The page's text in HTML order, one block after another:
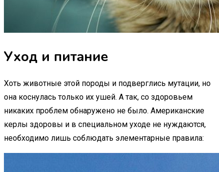
Уход и питание
Хоть животные этой породы и подверглись мутации, но
она коснулась только их ушей. А так, со здоровьем
никаких проблем обнаружено не было. Американские
керлы здоровы и в специальном уходе не нуждаются,
необходимо лишь соблюдать элементарные правила: